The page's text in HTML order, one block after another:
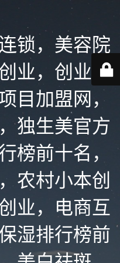
锁，美容院
业，创业加
目加盟网，
独生美官方
榜前十名，
农村小本创
业，电商互
湿排行榜前